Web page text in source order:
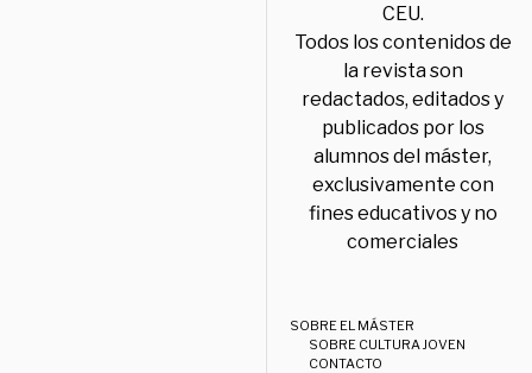
CEU.
Todos los contenidos de
la revista son
redactados, editados y
publicados por los
alumnos del máster,
exclusivamente con
fines educativos y no
comerciales
SOBRE EL MÁSTER
SOBRE CULTURA JOVEN
CONTACTO